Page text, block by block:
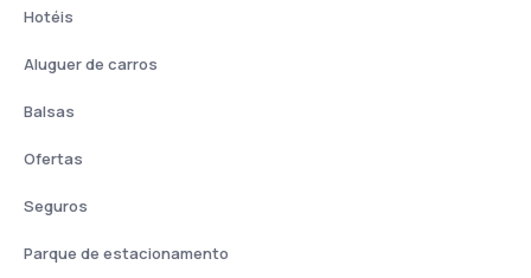
Hotéis
Aluguer de carros
Balsas
Ofertas
Seguros
Parque de estacionamento